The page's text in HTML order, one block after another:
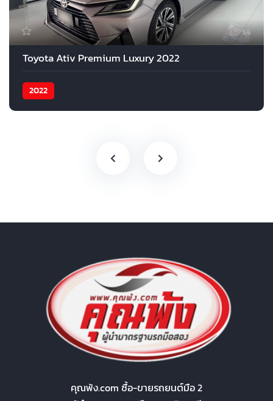
14
Toyota Ativ Premium Luxury 2022
2022
คุณพ้ง.com ซื้อ-ขายรถยนต์มือ 2